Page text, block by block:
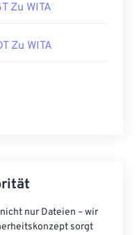
Zu WITA
Zu WITA
nur Dateien – wir
sorgt